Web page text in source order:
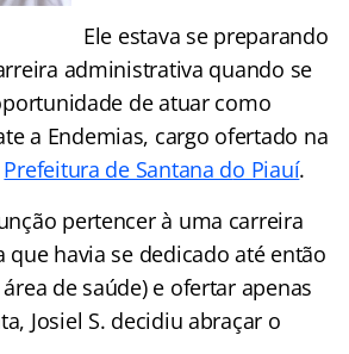
Ele estava se preparando
administrativa quando se
de atuar como
a Endemias, cargo ofertado na
Prefeitura de Santana do Piauí.
pertencer à uma carreira
que havia se dedicado até então
de saúde) e ofertar apenas
Josiel S. decidiu abraçar o